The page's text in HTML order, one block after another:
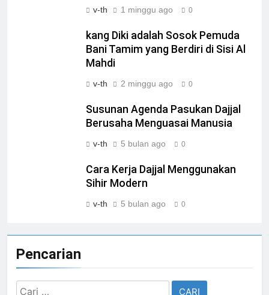
v-th 1 minggu ago 0
kang Diki adalah Sosok Pemuda
Bani Tamim yang Berdiri di Sisi Al
Mahdi
v-th 2 minggu ago 0
Susunan Agenda Pasukan Dajjal
Berusaha Menguasai Manusia
v-th 5 bulan ago 0
Cara Kerja Dajjal Menggunakan
Sihir Modern
v-th 5 bulan ago 0
Pencarian
Cari